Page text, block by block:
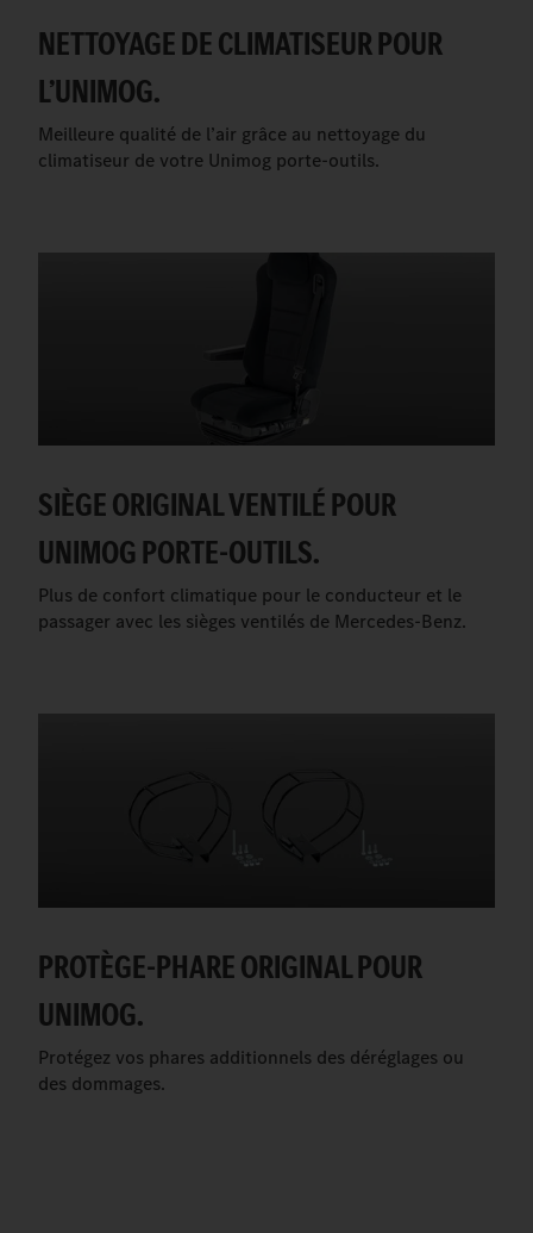
NETTOYAGE DE CLIMATISEUR POUR
L’UNIMOG.
Meilleure qualité de l’air grâce au nettoyage du
climatiseur de votre Unimog porte-outils.
SIÈGE ORIGINAL VENTILÉ POUR
UNIMOG PORTE-OUTILS.
Plus de confort climatique pour le conducteur et le
passager avec les sièges ventilés de Mercedes-Benz.
PROTÈGE-PHARE ORIGINAL POUR
UNIMOG.
Protégez vos phares additionnels des déréglages ou
des dommages.